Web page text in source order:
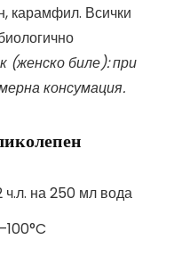
карамфил. Всички
(женско биле): при
консумация.
ч.л. на 250 мл вода